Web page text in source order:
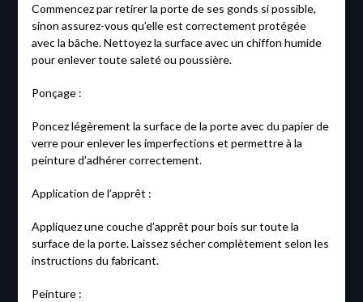
Commencez par retirer la porte de ses gonds si possible,
sinon assurez-vous qu’elle est correctement protégée
avec la bâche. Nettoyez la surface avec un chiffon humide
pour enlever toute saleté ou poussière.
Ponçage :
Poncez légèrement la surface de la porte avec du papier de
verre pour enlever les imperfections et permettre à la
peinture d’adhérer correctement.
Application de l’apprêt :
Appliquez une couche d’apprêt pour bois sur toute la
surface de la porte. Laissez sécher complètement selon les
instructions du fabricant.
Peinture :